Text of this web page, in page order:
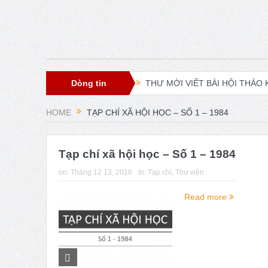
Dòng tin THƯ MỜI VIẾT BÀI HỘI THẢO
XXI ISA World Congress of
Lễ ra mắt Chi hội xã hội học
Young People’s (Self-
Presidential Corner – Geoffrey
ISA World Congress of
Hội thảo về FRANÇOIS
HOME TẠP CHÍ XÃ HỘI HỌC – SỐ 1 – 1984
Tạp chí xã hội học – Số 1 – 1984
on: Tháng 12 13, 2016 In: Tạp chí, Thư viện
Read more